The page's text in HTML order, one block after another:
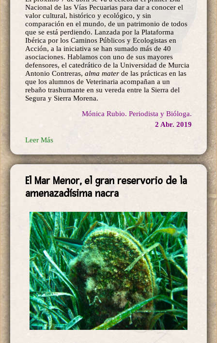
Nacional de las Vías Pecuarias para dar a conocer el
valor cultural, histórico y ecológico, y sin
comparación en el mundo, de un patrimonio de todos
que se está perdiendo. Lanzada por la Plataforma
Ibérica por los Caminos Públicos y Ecologistas en
Acción, a la iniciativa se han sumado más de 40
asociaciones. Hablamos con uno de sus mayores
defensores, el catedrático de la Universidad de Murcia
Antonio Contreras, alma mater de las prácticas en las
que los alumnos de Veterinaria acompañan a un
rebaño trashumante en su vereda entre la Sierra del
Segura y Sierra Morena.
Mónica Rubio. Periodista y Bióloga.
2 Abr. 2019
Leer Más
El Mar Menor, el gran reservorio de la
amenazadísima nacra